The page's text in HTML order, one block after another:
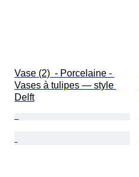
Vase (2)  - Porcelaine -
Vases à tulipes — style
Delft